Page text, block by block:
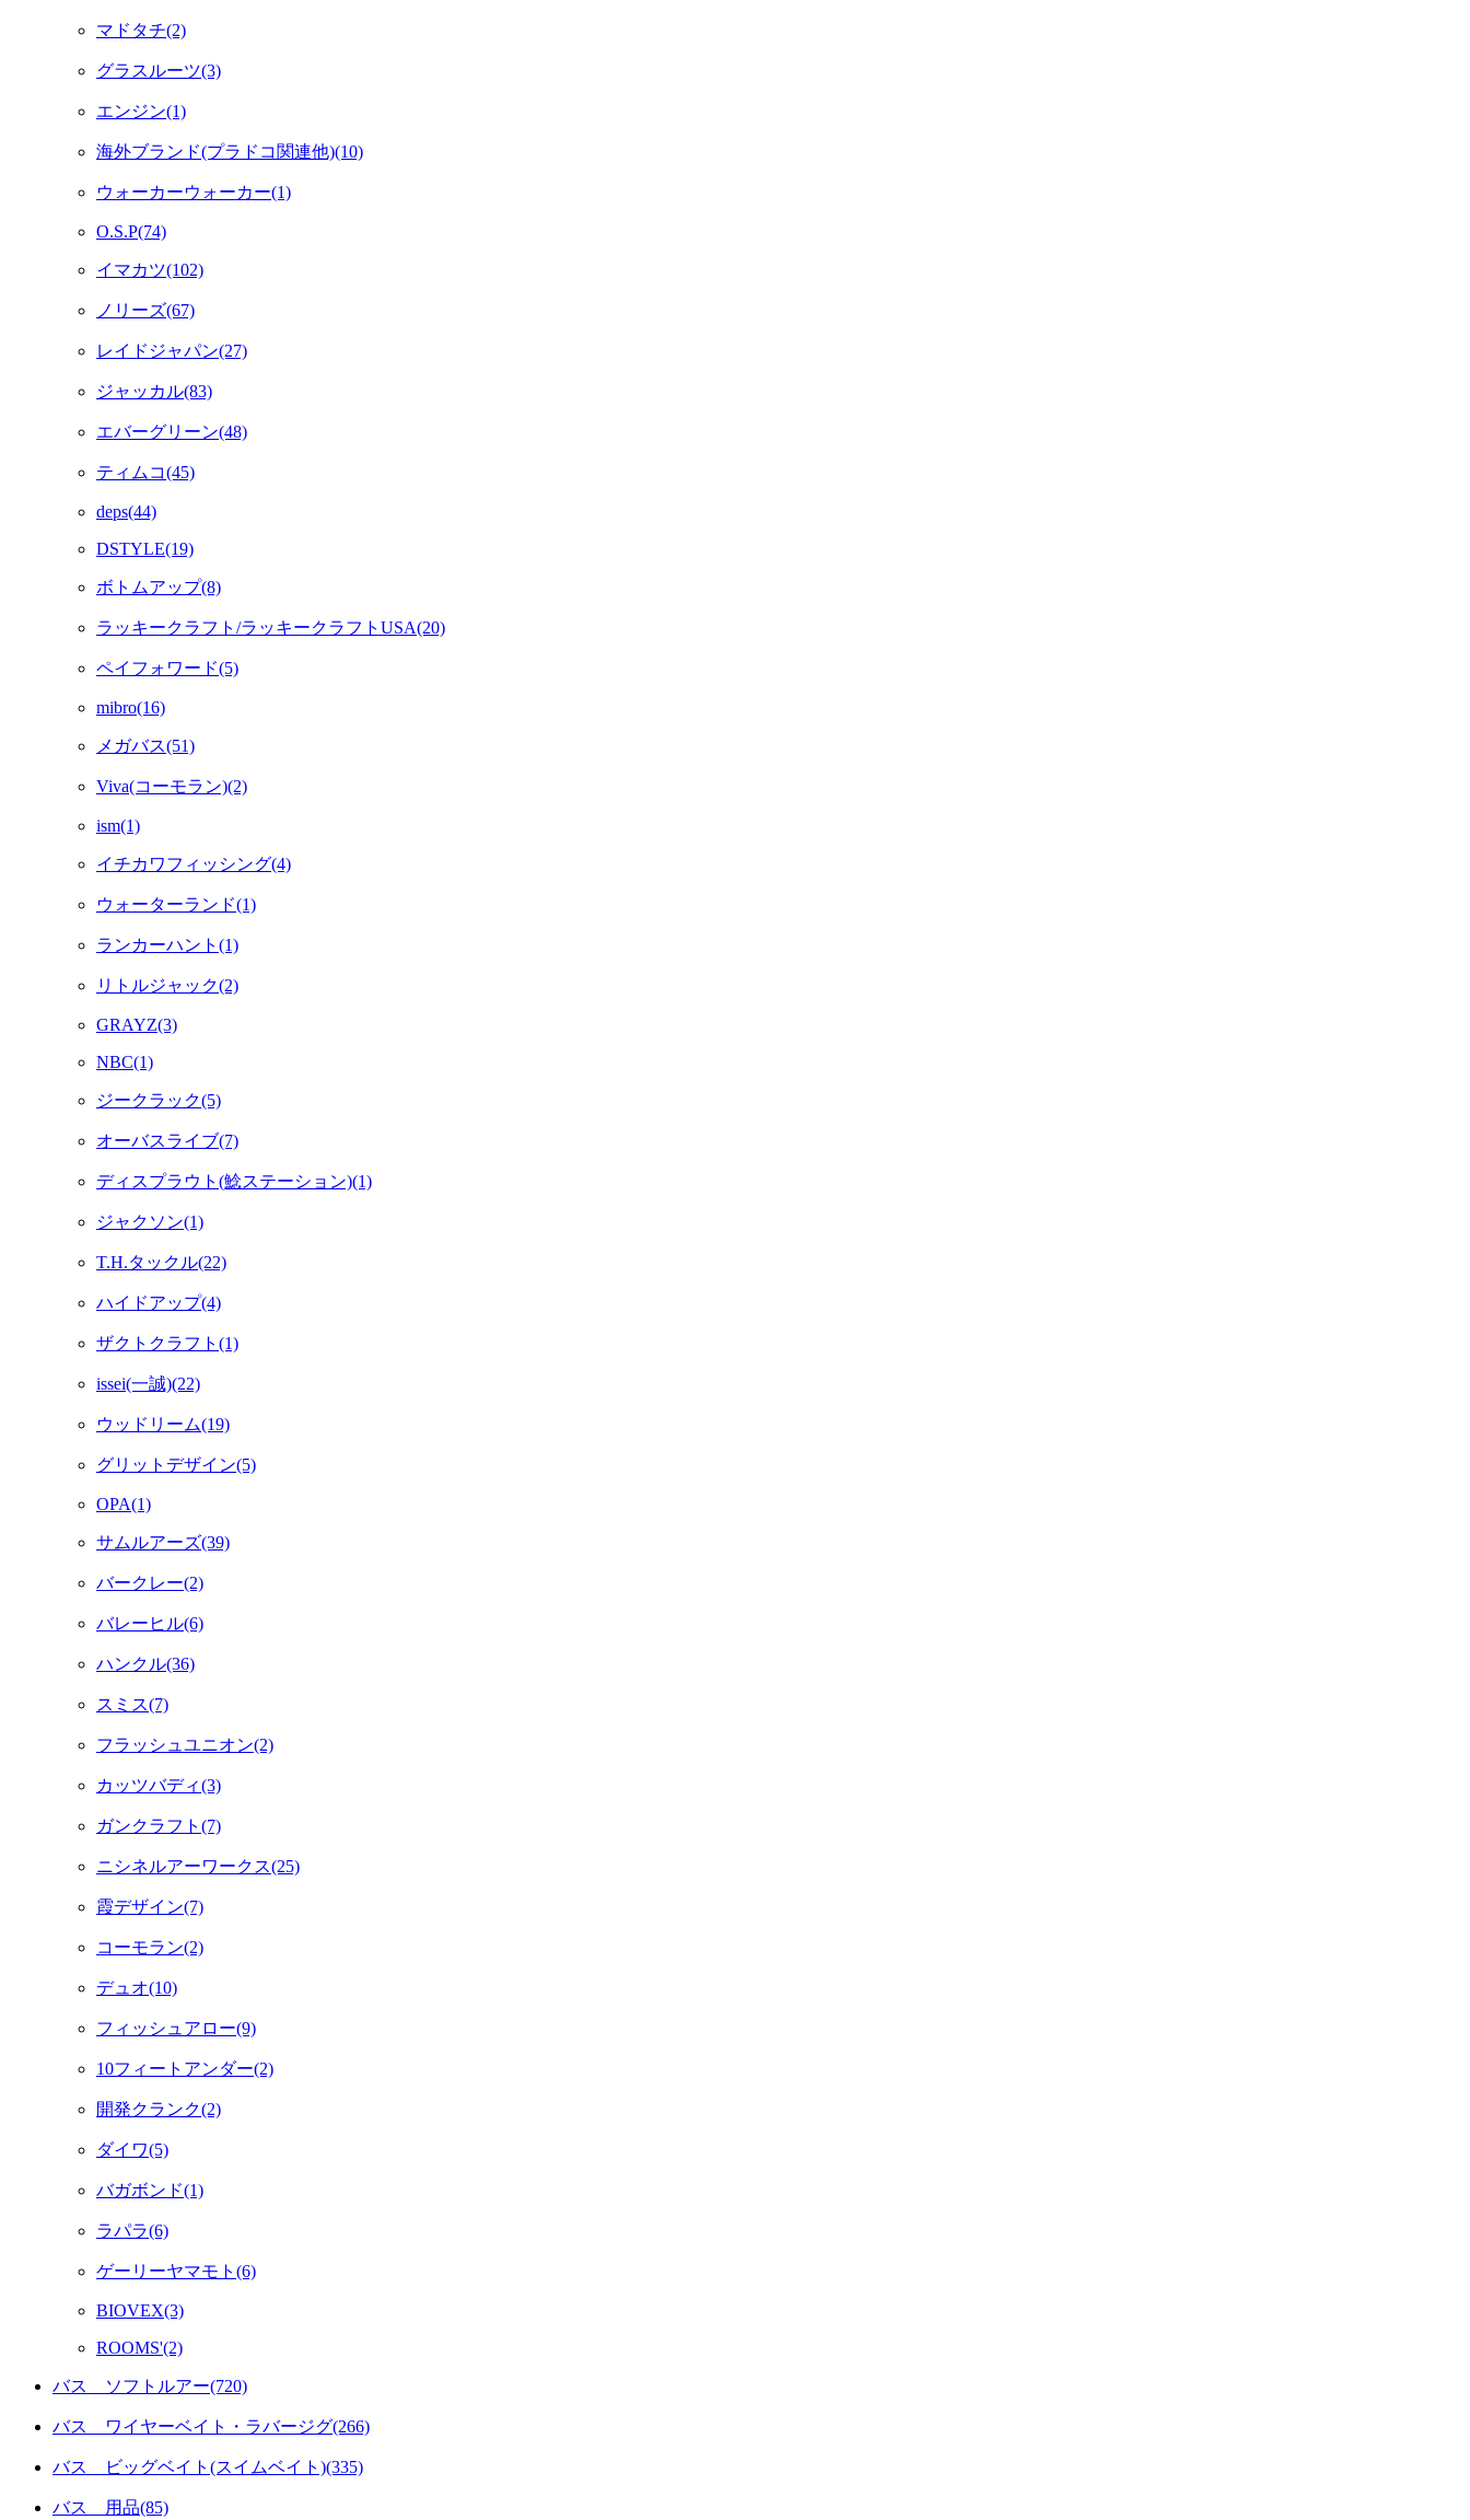
マドタチ(2)
グラスルーツ(3)
エンジン(1)
海外ブランド(プラドコ関連他)(10)
ウォーカーウォーカー(1)
O.S.P(74)
イマカツ(102)
ノリーズ(67)
レイドジャパン(27)
ジャッカル(83)
エバーグリーン(48)
ティムコ(45)
deps(44)
DSTYLE(19)
ボトムアップ(8)
ラッキークラフト/ラッキークラフトUSA(20)
ペイフォワード(5)
mibro(16)
メガバス(51)
Viva(コーモラン)(2)
ism(1)
イチカワフィッシング(4)
ウォーターランド(1)
ランカーハント(1)
リトルジャック(2)
GRAYZ(3)
NBC(1)
ジークラック(5)
オーバスライブ(7)
ディスプラウト(鯰ステーション)(1)
ジャクソン(1)
T.H.タックル(22)
ハイドアップ(4)
ザクトクラフト(1)
issei(一誠)(22)
ウッドリーム(19)
グリットデザイン(5)
OPA(1)
サムルアーズ(39)
バークレー(2)
バレーヒル(6)
ハンクル(36)
スミス(7)
フラッシュユニオン(2)
カッツバディ(3)
ガンクラフト(7)
ニシネルアーワークス(25)
霞デザイン(7)
コーモラン(2)
デュオ(10)
フィッシュアロー(9)
10フィートアンダー(2)
開発クランク(2)
ダイワ(5)
バガボンド(1)
ラパラ(6)
ゲーリーヤマモト(6)
BIOVEX(3)
ROOMS'(2)
バス ソフトルアー(720)
バス ワイヤーベイト・ラバージグ(266)
バス ビッグベイト(スイムベイト)(335)
バス 用品(85)